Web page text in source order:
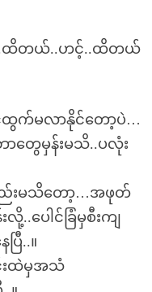
ထိတယ်..ဟင့်..ထိတယ်
က်မလာနိုင်တော့ပဲ…
ာတွေမှန်းမသိ..ပလုံး
ည်းမသိတော့…အဖုတ်
ပေါင်ခြံမှစီးကျ
ြီ..။
းထဲမှအသံ